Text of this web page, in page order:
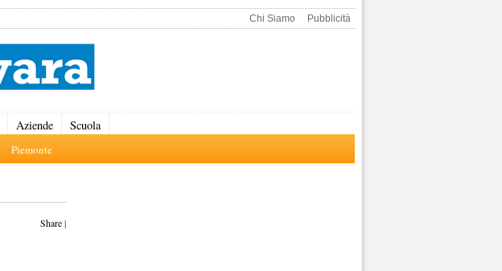
Chi Siamo Pubblicità
Piemonte
Aziende Scuola
Share|